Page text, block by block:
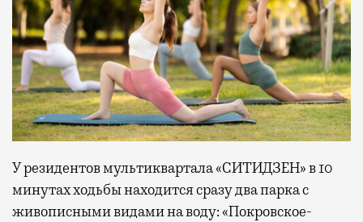
У резидентов мультиквартала «СИТИДЗЕН» в 10
минутах ходьбы находится сразу два парка с
живописными видами на воду: «Покровское-